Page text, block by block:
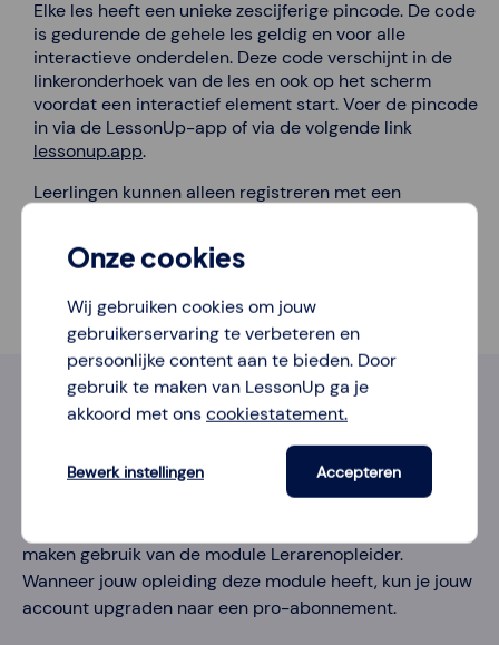
Elke les heeft een unieke zescijferige pincode. De code
is gedurende de gehele les geldig en voor alle
interactieve onderdelen. Deze code verschijnt in de
linkeronderhoek van de les en ook op het scherm
voordat een interactief element start. Voer de pincode
in via de LessonUp-app of via de volgende link
lessonup.app.
Leerlingen kunnen alleen registreren met een
maken.
Ben je leraar in opleiding?
Wanneer je LessonUp wilt inzetten tijdens jouw stage of
voor opdrachten op school, dan kun je gebruik maken
maken gebruik van de module Lerarenopleider.
Wanneer jouw opleiding deze module heeft, kun je jouw
account upgraden naar een pro-abonnement.
Onze cookies
Wij gebruiken cookies om jouw
gebruikerservaring te verbeteren en
persoonlijke content aan te bieden. Door
gebruik te maken van LessonUp ga je
akkoord met onscookiestatement.
Bewerk instellingen Accepteren